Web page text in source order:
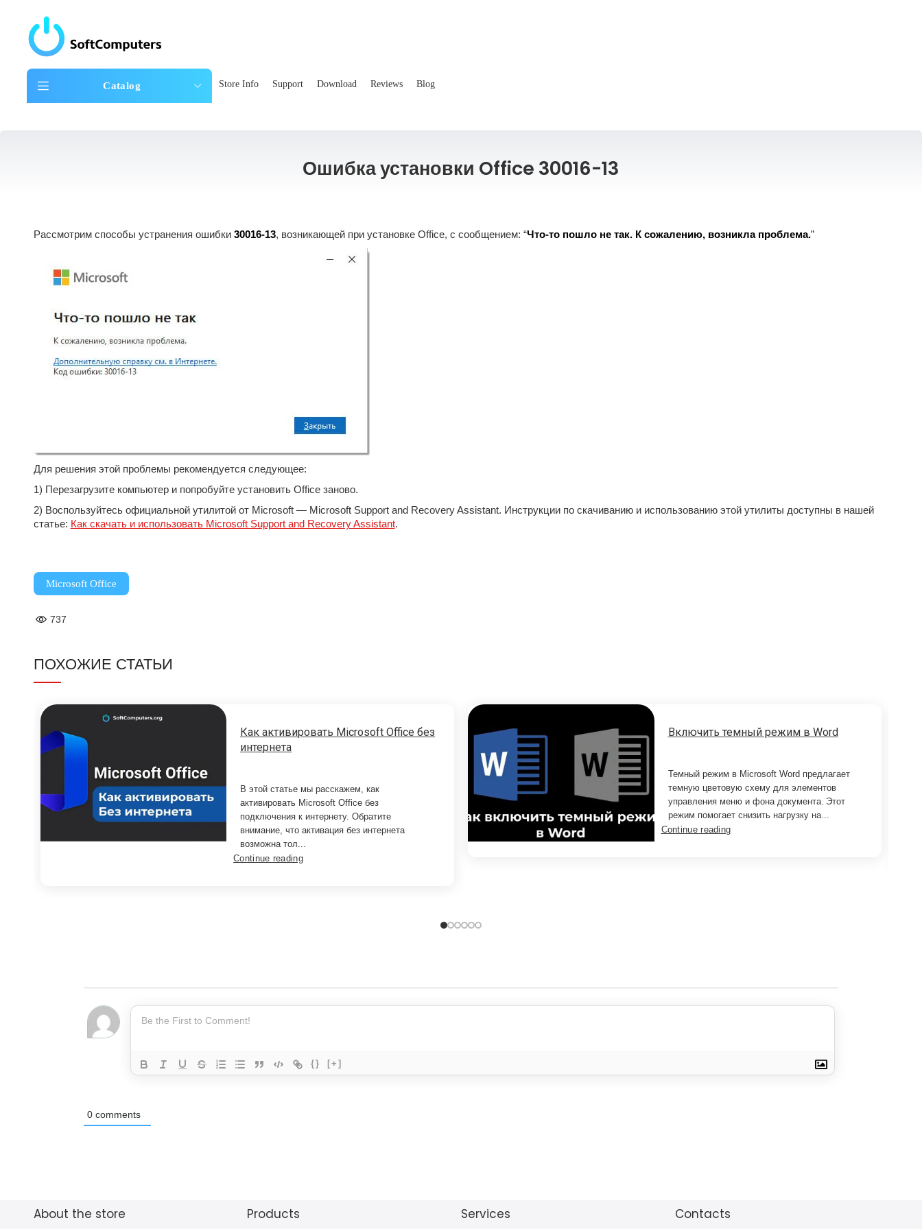
Catalog Store Info Support Download Reviews Blog
Ошибка установки Office 30016-13
Рассмотрим способы устранения ошибки 30016-13, возникающей при установке Office, с сообщением: “Что-то пошло не так. К сожалению, возникла проблема.”
Для решения этой проблемы рекомендуется следующее:
1) Перезагрузите компьютер и попробуйте установить Office заново.
2) Воспользуйтесь официальной утилитой от Microsoft — Microsoft Support and Recovery Assistant. Инструкции по скачиванию и использованию этой утилиты доступны в нашей
статье: Как скачать и использовать Microsoft Support and Recovery Assistant.
Microsoft Office
737
ПОХОЖИЕ СТАТЬИ
Как активировать Microsoft Office без
интернета
В этой статье мы расскажем, как
активировать Microsoft Office без
подключения к интернету. Обратите
внимание, что активация без интернета
возможна тол...
Continue reading
Включить темный режим в Word
Темный режим в Microsoft Word предлагает
темную цветовую схему для элементов
управления меню и фона документа. Этот
режим помогает снизить нагрузку на...
Continue reading
{} [+]
0comments
About the store Products Services Contacts